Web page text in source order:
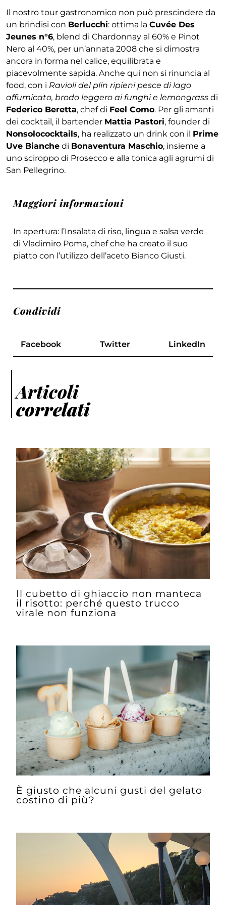
Il nostro tour gastronomico non può prescindere da
un brindisi con Berlucchi: ottima la Cuvée Des
Jeunes n°6, blend di Chardonnay al 60% e Pinot
Nero al 40%, per un’annata 2008 che si dimostra
ancora in forma nel calice, equilibrata e
piacevolmente sapida. Anche qui non si rinuncia al
food, con i Ravioli del plin ripieni pesce di lago
affumicato, brodo leggero ai funghi e lemongrass di
Federico Beretta, chef di Feel Como. Per gli amanti
dei cocktail, il bartender Mattia Pastori, founder di
Nonsolococktails, ha realizzato un drink con il Prime
Uve Bianche di Bonaventura Maschio, insieme a
uno sciroppo di Prosecco e alla tonica agli agrumi di
San Pellegrino.
Maggiori informazioni
In apertura: l’Insalata di riso, lingua e salsa verde
di Vladimiro Poma, chef che ha creato il suo
piatto con l’utilizzo dell’aceto Bianco Giusti.
Condividi
Facebook Twitter LinkedIn
Articoli
correlati
Il cubetto di ghiaccio non manteca
il risotto: perché questo trucco
virale non funziona
È giusto che alcuni gusti del gelato
costino di più?